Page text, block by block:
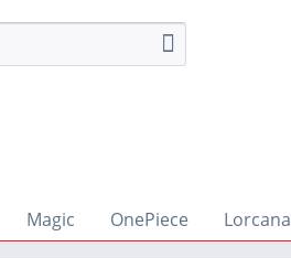
Magic OnePiece Lorcana